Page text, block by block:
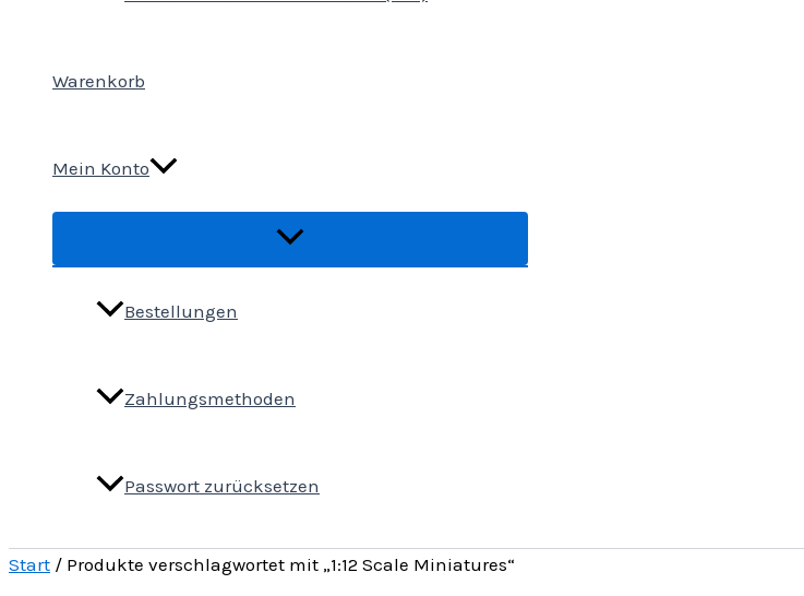
Warenkorb
Mein Konto
Bestellungen
Zahlungsmethoden
Passwort zurücksetzen
Start / Produkte verschlagwortet mit „1:12 Scale Miniatures“